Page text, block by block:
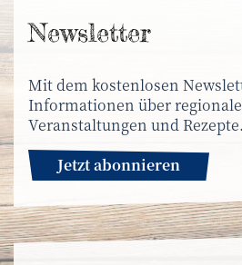
News­letter
Mit dem kostenlosen
Informationen über
Veranstaltungen und Rezepte.
Jetzt abonnieren